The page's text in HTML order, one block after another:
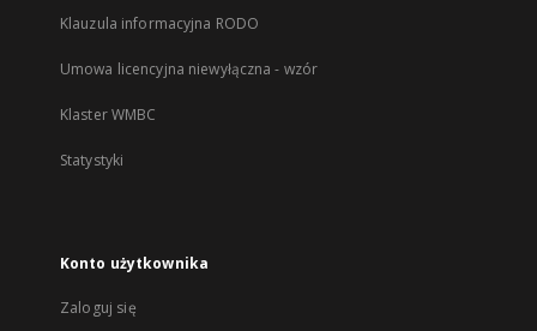
Klauzula informacyjna RODO
Umowa licencyjna niewyłączna - wzór
Klaster WMBC
Statystyki
Konto użytkownika
Zaloguj się